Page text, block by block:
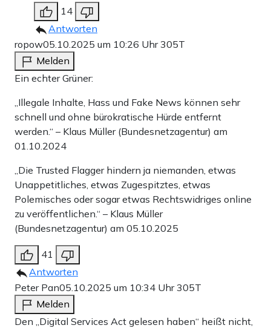
14
Antworten
ropow05.10.2025 um 10:26 Uhr305T
Melden
Ein echter Grüner:
„Illegale Inhalte, Hass und Fake News können sehr
schnell und ohne bürokratische Hürde entfernt
werden.“ – Klaus Müller (Bundesnetzagentur) am
01.10.2024
„Die Trusted Flagger hindern ja niemanden, etwas
Unappetitliches, etwas Zugespitztes, etwas
Polemisches oder sogar etwas Rechtswidriges online
zu veröffentlichen.“ – Klaus Müller
(Bundesnetzagentur) am 05.10.2025
41
Antworten
Peter Pan05.10.2025 um 10:34 Uhr305T
Melden
Den „Digital Services Act gelesen haben“ heißt nicht,